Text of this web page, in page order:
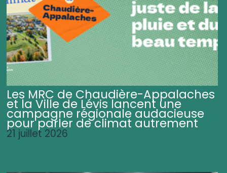
Les MRC de Chaudière-Appalaches
et la Ville de Lévis lancent une
campagne régionale audacieuse
pour parler de climat autrement
21 juillet 2026